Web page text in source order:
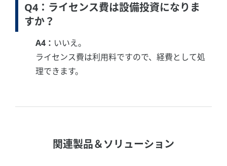
Q4：ライセンス費は設備投資になりま
すか？
A4： いいえ。
ライセンス費は利用料ですので、経費として処
理できます。
関連製品＆ソリューション